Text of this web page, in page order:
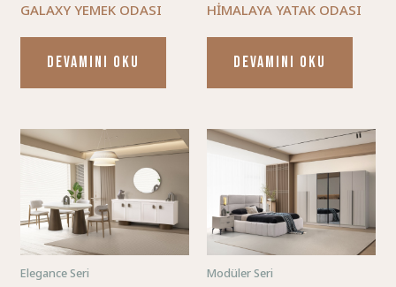
GALAXY YEMEK ODASI
DEVAMINI OKU
HİMALAYA YATAK ODASI
DEVAMINI OKU
Elegance Seri Modüler Seri